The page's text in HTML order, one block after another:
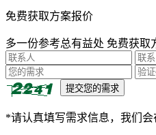
免费获取方案报价
多一份参考总有益处 免费获取
*请认真填写需求信息，我们会